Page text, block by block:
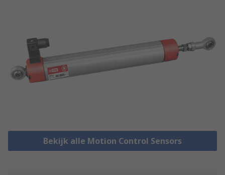
Bekijk alle Motion Control Sensors